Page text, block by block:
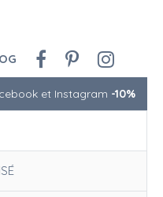
et Instagram -10%